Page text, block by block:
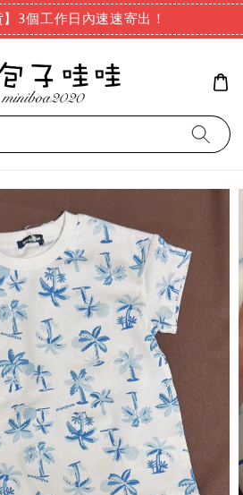
3個工作日內速速寄出！